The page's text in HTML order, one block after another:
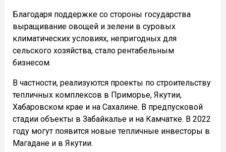
Благодаря поддержке со стороны государства
выращивание овощей и зелени в суровых
климатических условиях, непригодных для
сельского хозяйства, стало рентабельным
бизнесом.
В частности, реализуются проекты по строительству
тепличных комплексов в Приморье, Якутии,
Хабаровском крае и на Сахалине. В предпусковой
стадии объекты в Забайкалье и на Камчатке. В 2022
году могут появится новые тепличные инвесторы в
Магадане и в Якутии.